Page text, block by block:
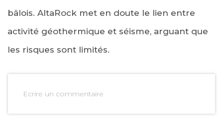
bâlois. AltaRock met en doute le lien entre
activité géothermique et séisme, arguant que
les risques sont limités.
Ecrire un commentaire